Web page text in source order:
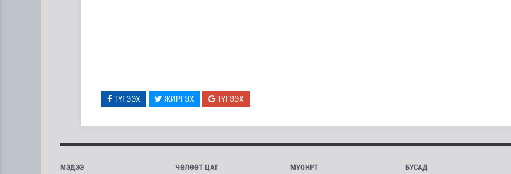
ТҮГЭЭХ ЖИРГЭХ ТҮГЭЭХ
МЭДЭЭ ЧӨЛӨӨТ ЦАГ МҮОНРТ БУСАД